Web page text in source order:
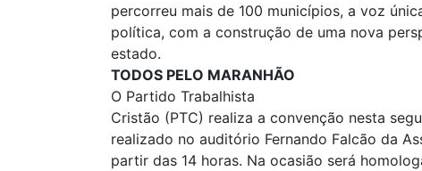
percorreu mais de 100 municípios, a voz
política, com a construção de uma nova
estado.
TODOS PELO MARANHÃO
O Partido Trabalhista
Cristão (PTC) realiza a convenção nesta
realizado no auditório Fernando Falcão da
partir das 14 horas. Na ocasião será